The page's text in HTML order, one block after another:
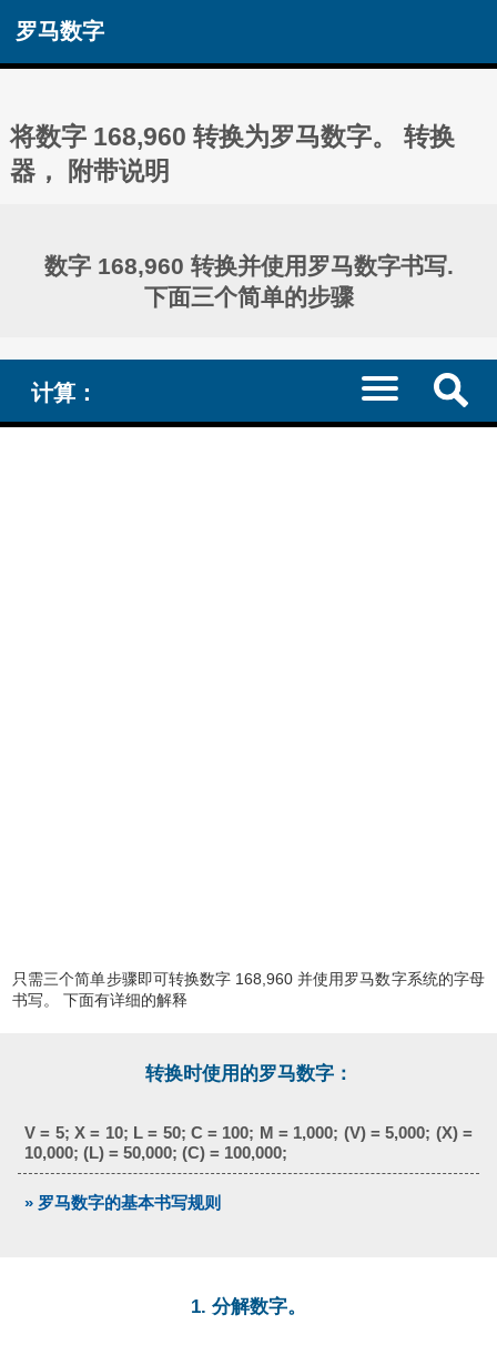
罗马数字
将数字 168,960 转换为罗马数字。 转换
器， 附带说明
数字 168,960 转换并使用罗马数字书写.
下面三个简单的步骤
计算：
只需三个简单步骤即可转换数字 168,960 并使用罗马数字系统的字母
书写。 下面有详细的解释
转换时使用的罗马数字：
V = 5; X = 10; L = 50; C = 100; M = 1,000; (V) = 5,000; (X) =
10,000; (L) = 50,000; (C) = 100,000;
» 罗马数字的基本书写规则
1. 分解数字。